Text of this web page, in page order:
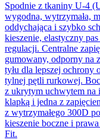
Spodnie z tkaniny U-4
wygodna, wytrzymała,
oddychająca i szybko
kieszenie, elastyczny
regulacji. Centralne
gumowany, odporny na
tyłu dla lepszej ochrony
tylnej pętli rurkowej.
z ukrytym uchwytem na
klapką i jedna z
z wytrzymałego 300D
kieszenie boczne i
Fit.